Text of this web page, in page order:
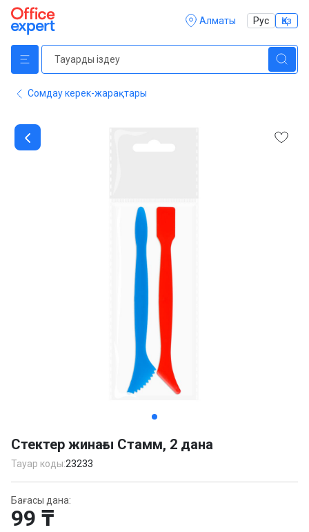
Алматы Рус Қаз
Сомдау керек-жарақтары
of
3
Стектер жинағы Стамм, 2 дана
Тауар коды:23233
Бағасы дана:
99 ₸